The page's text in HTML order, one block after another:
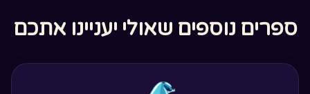
ספרים נוספים שאולי יעניינו אתכם